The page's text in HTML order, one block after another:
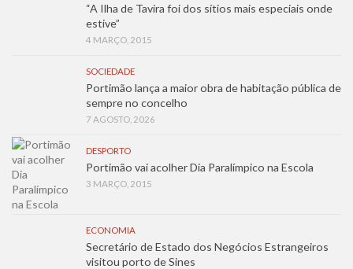
“A Ilha de Tavira foi dos sítios mais especiais onde
estive”
4 MARÇO, 2015
SOCIEDADE
Portimão lança a maior obra de habitação pública de
sempre no concelho
7 AGOSTO, 2026
DESPORTO
Portimão vai acolher Dia Paralímpico na Escola
3 MARÇO, 2015
ECONOMIA
Secretário de Estado dos Negócios Estrangeiros
visitou porto de Sines